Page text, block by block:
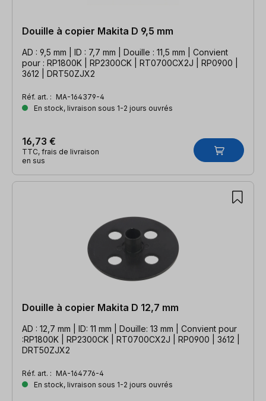
Douille à copier Makita D 9,5 mm
AD : 9,5 mm | ID : 7,7 mm | Douille : 11,5 mm | Convient
pour : RP1800K | RP2300CK | RT0700CX2J | RP0900 |
3612 | DRT50ZJX2
Réf. art. : MA-164379-4
En stock, livraison sous 1-2 jours ouvrés
16,73 €
TTC, frais de livraison
en sus
Douille à copier Makita D 12,7 mm
AD : 12,7 mm | ID: 11 mm | Douille: 13 mm | Convient pour
:RP1800K | RP2300CK | RT0700CX2J | RP0900 | 3612 |
DRT50ZJX2
Réf. art. : MA-164776-4
En stock, livraison sous 1-2 jours ouvrés